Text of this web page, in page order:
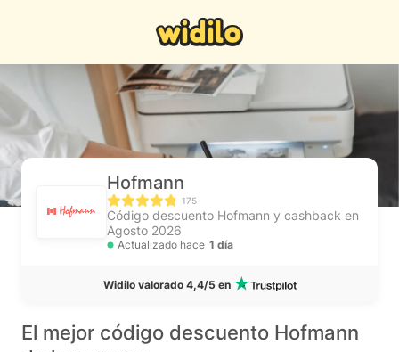
Hofmann
175
Código descuento Hofmann y cashback en
Agosto 2026
Actualizado hace 1 día
Widilo valorado 4,4/5 en
El mejor código descuento Hofmann